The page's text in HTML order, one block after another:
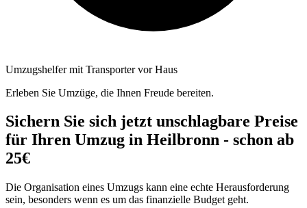
Umzugshelfer mit Transporter vor Haus
Erleben Sie Umzüge, die Ihnen Freude bereiten.
Sichern Sie sich jetzt unschlagbare Preise
für Ihren Umzug in Heilbronn - schon ab
25€
Die Organisation eines Umzugs kann eine echte Herausforderung
sein, besonders wenn es um das finanzielle Budget geht.